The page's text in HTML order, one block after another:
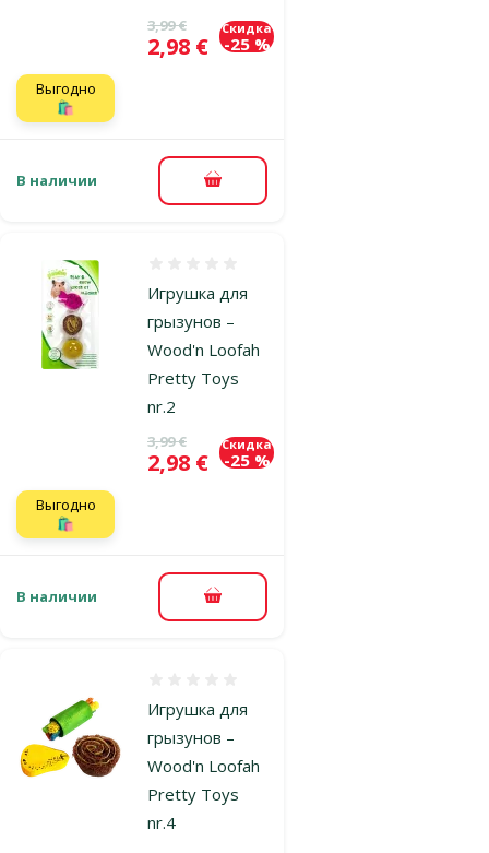
Исходная цена
3,99 €
Цена
2,98 €
Скидка
-25 %
Выгодно
🛍️
В наличии В корзину
Игрушка для
грызунов –
Wood'n Loofah
Pretty Toys
nr.2
Исходная цена
3,99 €
Цена
2,98 €
Скидка
-25 %
Выгодно
🛍️
В наличии В корзину
Игрушка для
грызунов –
Wood'n Loofah
Pretty Toys
nr.4